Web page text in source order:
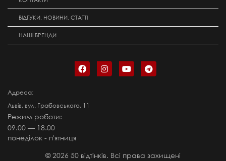
ВІДГУКИ, НОВИНИ, СТАТТІ
НАШІ БРЕНДИ
Адреса:
Львів, вул. Грабовського, 11
Режим роботи:
09.00 — 18.00
понеділок - п'ятниця
©2026 50 відтінків. Всі права захищені